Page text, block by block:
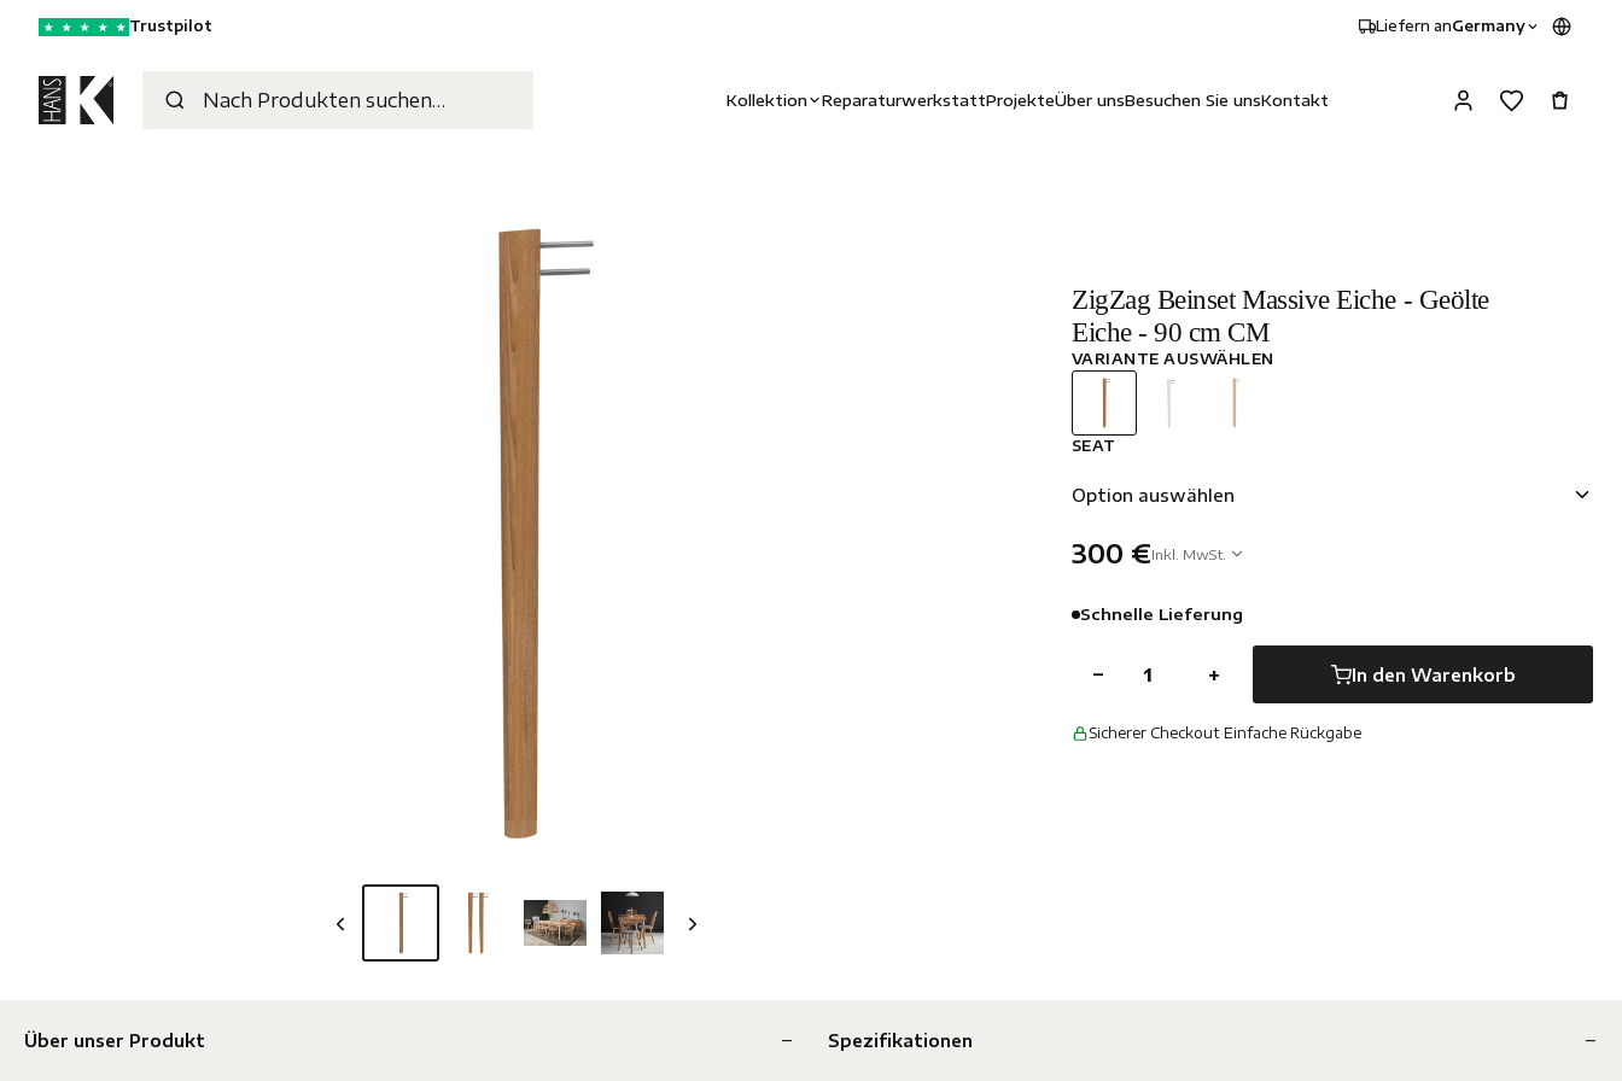
★ ★ ★ ★ ★ Trustpilot Liefern anGermany
Kollektion ReparaturwerkstattProjekteÜber unsBesuchen Sie unsKontakt
ZigZag Beinset Massive Eiche - Geölte
Eiche - 90 cm CM
VARIANTE AUSWÄHLEN
SEAT
Option auswählen
300 €Inkl. MwSt.
Schnelle Lieferung
− + In den Warenkorb
Sicherer Checkout·Einfache Rückgabe
Über unser Produkt Spezifikationen